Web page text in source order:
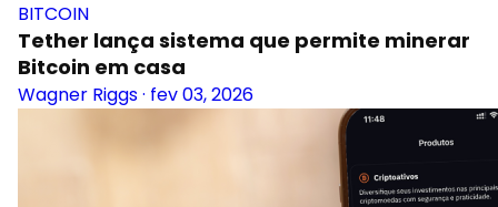
BITCOIN
Tether lança sistema que permite minerar
Bitcoin em casa
Wagner Riggs· fev 03, 2026